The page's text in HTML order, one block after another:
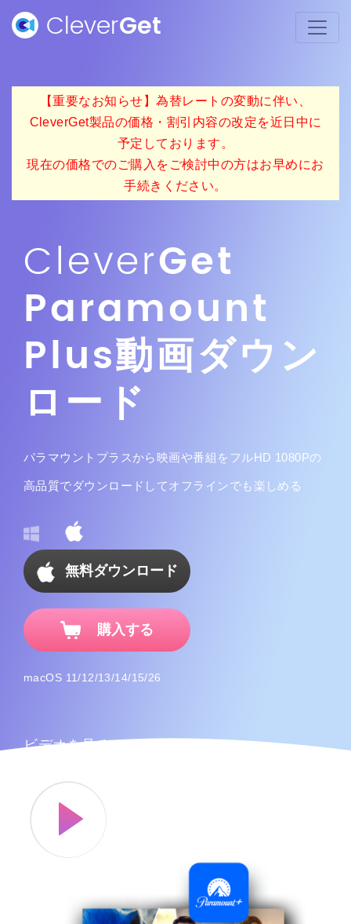
CleverGet
【重要なお知らせ】為替レートの変動に伴い、
CleverGet製品の価格・割引内容の改定を近日中に
予定しております。
現在の価格でのご購入をご検討中の方はお早めにお
手続きください。
CleverGet
Paramount
Plus動画ダウン
ロード
パラマウントプラスから映画や番組をフルHD 1080Pの
高品質でダウンロードしてオフラインでも楽しめる
無料ダウンロード
購入する
macOS 11/12/13/14/15/26
ビデオを見る